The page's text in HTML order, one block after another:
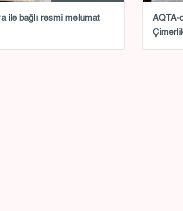
ilə bağlı rəsmi məlumat
AQTA-